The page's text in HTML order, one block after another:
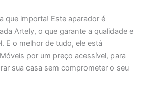
que importa! Este aparador é
Artely, o que garante a qualidade e
E o melhor de tudo, ele está
por um preço acessível, para
sua casa sem comprometer o seu